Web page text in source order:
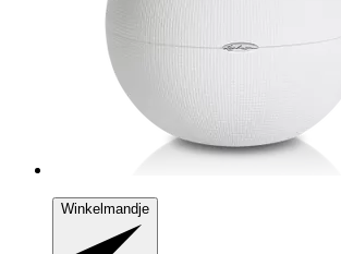
Winkelmandje